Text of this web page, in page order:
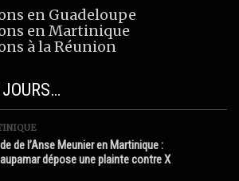
en Guadeloupe
en Martinique
à la Réunion
de l’Anse Meunier en Martinique :
dépose une plainte contre X